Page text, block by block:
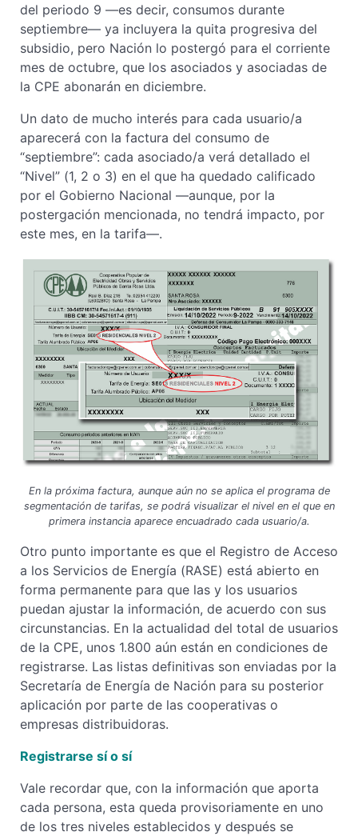
del periodo 9 —es decir, consumos durante
septiembre— ya incluyera la quita progresiva del
subsidio, pero Nación lo postergó para el corriente
mes de octubre, que los asociados y asociadas de
la CPE abonarán en diciembre.
Un dato de mucho interés para cada usuario/a
aparecerá con la factura del consumo de
“septiembre”: cada asociado/a verá detallado el
“Nivel” (1, 2 o 3) en el que ha quedado calificado
por el Gobierno Nacional —aunque, por la
postergación mencionada, no tendrá impacto, por
este mes, en la tarifa—.
En la próxima factura, aunque aún no se aplica el programa de
segmentación de tarifas, se podrá visualizar el nivel en el que en
primera instancia aparece encuadrado cada usuario/a.
Otro punto importante es que el Registro de Acceso
a los Servicios de Energía (RASE) está abierto en
forma permanente para que las y los usuarios
puedan ajustar la información, de acuerdo con sus
circunstancias. En la actualidad del total de usuarios
de la CPE, unos 1.800 aún están en condiciones de
registrarse. Las listas definitivas son enviadas por la
Secretaría de Energía de Nación para su posterior
aplicación por parte de las cooperativas o
empresas distribuidoras.
Registrarse sí o sí
Vale recordar que, con la información que aporta
cada persona, esta queda provisoriamente en uno
de los tres niveles establecidos y después se